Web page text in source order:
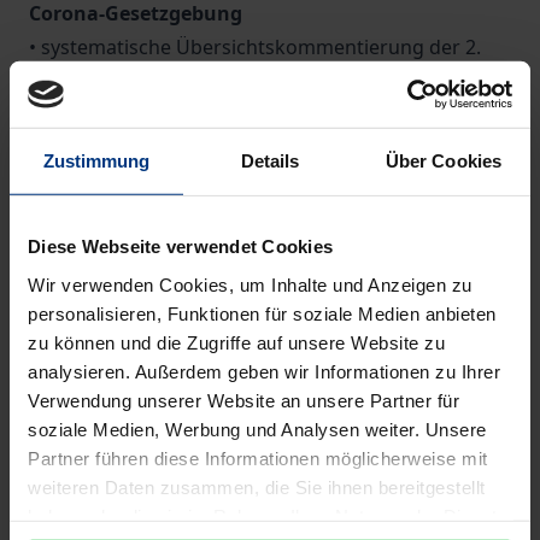
Zustimmung Details Über Cookies
Diese Webseite verwendet Cookies
Wir verwenden Cookies, um Inhalte und Anzeigen zu
personalisieren, Funktionen für soziale Medien anbieten
zu können und die Zugriffe auf unsere Website zu
analysieren. Außerdem geben wir Informationen zu Ihrer
Verwendung unserer Website an unsere Partner für
soziale Medien, Werbung und Analysen weiter. Unsere
Partner führen diese Informationen möglicherweise mit
weiteren Daten zusammen, die Sie ihnen bereitgestellt
Corona-Gesetzgebung
• systematische Übersichtskommentierung der 2.
Aktionärsrechterichtlinie - Richtlinie (EU) 2017/828
des Europäischen Parlaments und des Rates zur
Änderung der Richtlinie 2007/36/EG im Hinblick auf
• das ARUG II im parlamentarischen Prozess
• klassische Kommentierung der durch das ARUG II
neu eingefügten Paragrafen und der modifizierten
bisherigen Regelungen
• klassische Kommentierung der Corona-
Gesetzgebung zur Aktiengesellschaft
Die Schwerpunkte des ARUG II
• neues Vergütungssystem für Vorstände („say on